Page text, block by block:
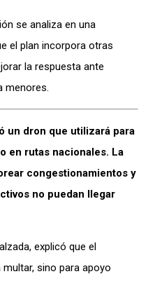
se analiza en una
el plan incorpora otras
la respuesta ante
menores.
un dron que utilizará para
en rutas nacionales. La
congestionamientos y
no puedan llegar
explicó que el
sino para apoyo